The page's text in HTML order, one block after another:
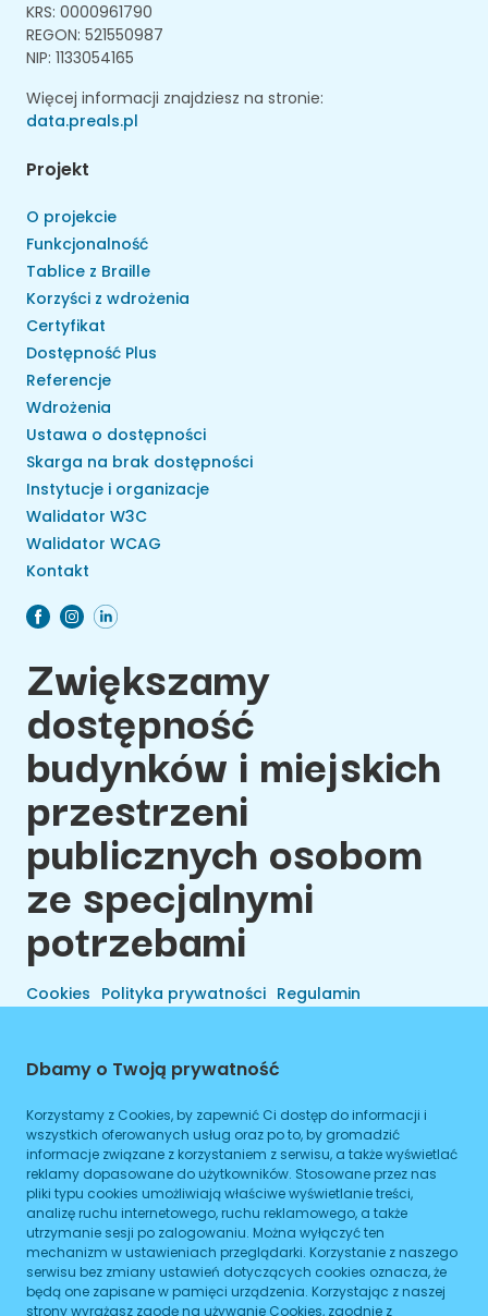
KRS: 0000961790
REGON: 521550987
NIP: 1133054165
Więcej informacji znajdziesz na stronie:
data.preals.pl
Projekt
O projekcie
Funkcjonalność
Tablice z Braille
Korzyści z wdrożenia
Certyfikat
Dostępność Plus
Referencje
Wdrożenia
Ustawa o dostępności
Skarga na brak dostępności
Instytucje i organizacje
Walidator W3C
Walidator WCAG
Kontakt
Zwiększamy
dostępność
budynków i miejskich
przestrzeni
publicznych osobom
ze specjalnymi
potrzebami
Cookies Polityka prywatności Regulamin
Dbamy o Twoją prywatność
Korzystamy z Cookies, by zapewnić Ci dostęp do informacji i
wszystkich oferowanych usług oraz po to, by gromadzić
informacje związane z korzystaniem z serwisu, a także wyświetlać
reklamy dopasowane do użytkowników. Stosowane przez nas
pliki typu cookies umożliwiają właściwe wyświetlanie treści,
analizę ruchu internetowego, ruchu reklamowego, a także
utrzymanie sesji po zalogowaniu. Można wyłączyć ten
mechanizm w ustawieniach przeglądarki. Korzystanie z naszego
serwisu bez zmiany ustawień dotyczących cookies oznacza, że
będą one zapisane w pamięci urządzenia. Korzystając z naszej
strony wyrażasz zgodę na używanie Cookies, zgodnie z
Wszelkie Prawa Zastrzeżone © 2026 Preals Data.
Wykonanie
Cookies